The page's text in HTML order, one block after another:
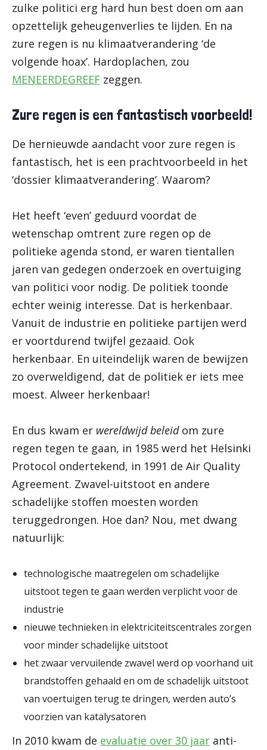
zulke politici erg hard hun best doen om aan
opzettelijk geheugenverlies te lijden. En na
zure regen is nu klimaatverandering ‘de
volgende hoax’. Hardoplachen, zou
MENEERDEGREEF zeggen.
Zure regen is een fantastisch voorbeeld!
De hernieuwde aandacht voor zure regen is
fantastisch, het is een prachtvoorbeeld in het
‘dossier klimaatverandering’. Waarom?
Het heeft ‘even’ geduurd voordat de
wetenschap omtrent zure regen op de
politieke agenda stond, er waren tientallen
jaren van gedegen onderzoek en overtuiging
van politici voor nodig. De politiek toonde
echter weinig interesse. Dat is herkenbaar.
Vanuit de industrie en politieke partijen werd
er voortdurend twijfel gezaaid. Ook
herkenbaar. En uiteindelijk waren de bewijzen
zo overweldigend, dat de politiek er iets mee
moest. Alweer herkenbaar!
En dus kwam er wereldwijd beleidom zure
regen tegen te gaan, in 1985 werd het Helsinki
Protocol ondertekend, in 1991 de Air Quality
Agreement. Zwavel-uitstoot en andere
schadelijke stoffen moesten worden
teruggedrongen. Hoe dan? Nou, met dwang
natuurlijk:
technologische maatregelen om schadelijke
uitstoot tegen te gaan werden verplicht voor de
industrie
nieuwe technieken in elektriciteitscentrales zorgen
voor minder schadelijke uitstoot
het zwaar vervuilende zwavel werd op voorhand uit
brandstoffen gehaald en om de schadelijk uitstoot
van voertuigen terug te dringen, werden auto’s
voorzien van katalysatoren
In 2010 kwam de evaluatie over 30 jaar anti-